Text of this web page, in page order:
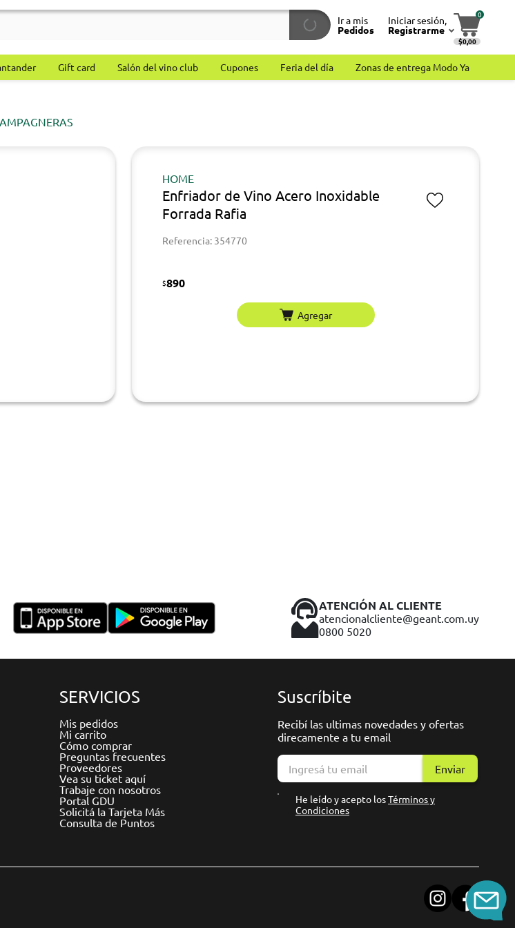
Ir a mis
Pedidos
Iniciar sesión,
Registrarme
0
$0,00
Gift card Salón del vino club Cupones Feria del día Zonas de entrega Modo Ya
HOME
Enfriador de Vino Acero Inoxidable
Forrada Rafia
Referencia: 354770
$890
Agregar
ATENCIÓN AL CLIENTE
atencionalcliente@geant.com.uy
0800 5020
SERVICIOS
Mis pedidos
Mi carrito
Cómo comprar
Preguntas frecuentes
Proveedores
Vea su ticket aquí
Trabaje con nosotros
Portal GDU
Solicitá la Tarjeta Más
Consulta de Puntos
Suscríbite
Recibí las ultimas novedades y ofertas
direcamente a tu email
Enviar
He leído y acepto losTérminos y
Condiciones